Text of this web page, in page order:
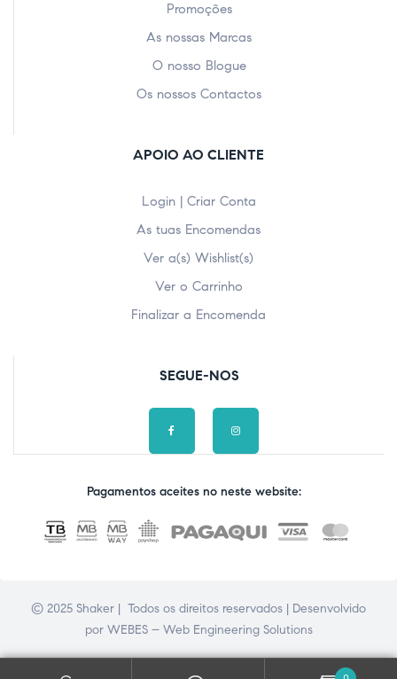
Promoções
As nossas Marcas
O nosso Blogue
Os nossos Contactos
APOIO AO CLIENTE
Login | Criar Conta
As tuas Encomendas
Ver a(s) Wishlist(s)
Ver o Carrinho
Finalizar a Encomenda
SEGUE-NOS
Pagamentos aceites no neste website:
© 2025 Shaker | Todos os direitos reservados | Desenvolvido
por WEBES – Web Engineering Solutions